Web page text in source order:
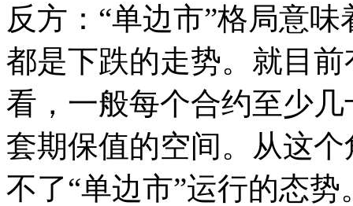
反方：“单边市”格局意
都是下跌的走势。就目
看，一般每个合约至少
套期保值的空间。从这
不了“单边市”运行的态